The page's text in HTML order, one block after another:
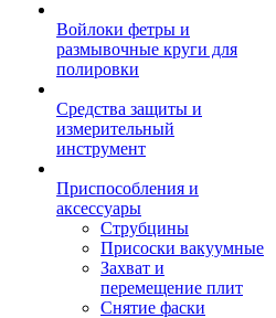
Войлоки фетры и
размывочные круги для
полировки
Средства защиты и
измерительный
инструмент
Приспособления и
аксессуары
Струбцины
Присоски вакуумные
Захват и
перемещение плит
Снятие фаски